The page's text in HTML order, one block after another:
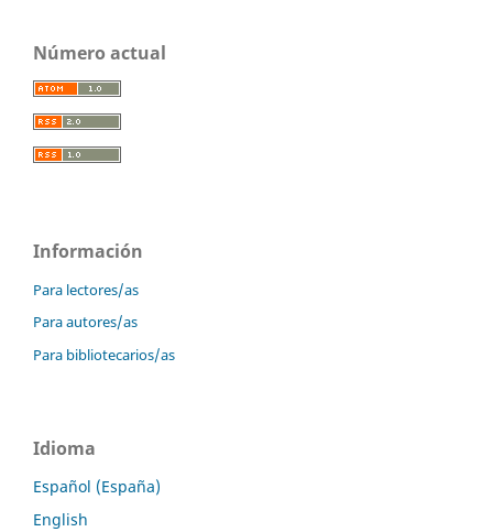
Número actual
Información
Para lectores/as
Para autores/as
Para bibliotecarios/as
Idioma
Español (España)
English